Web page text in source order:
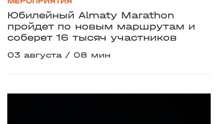
Юбилейный Almaty Marathon
пройдет по новым маршрутам и
соберет 16 тысяч участников
03 августа 08 мин